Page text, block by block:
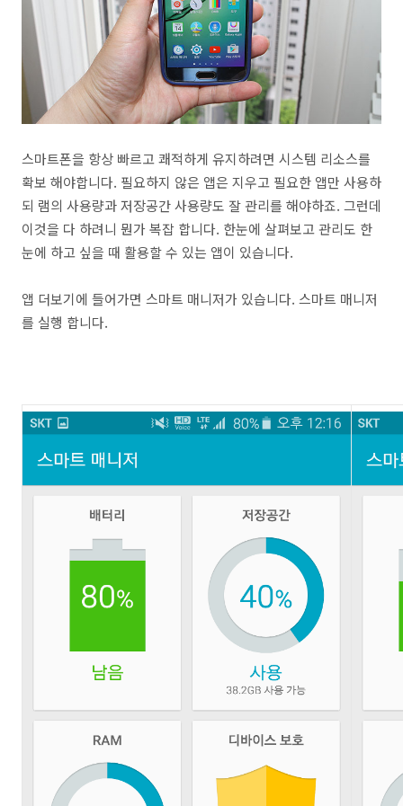
스마트폰을 항상 빠르고 쾌적하게 유지하려면 시스템 리소스를
확보 해야합니다. 필요하지 않은 앱은 지우고 필요한 앱만 사용하
되 램의 사용량과 저장공간 사용량도 잘 관리를 해야하죠. 그런데
이것을 다 하려니 뭔가 복잡 합니다. 한눈에 살펴보고 관리도 한
눈에 하고 싶을 때 활용할 수 있는 앱이 있습니다.
앱 더보기에 들어가면 스마트 매니저가 있습니다. 스마트 매니저
를 실행 합니다.